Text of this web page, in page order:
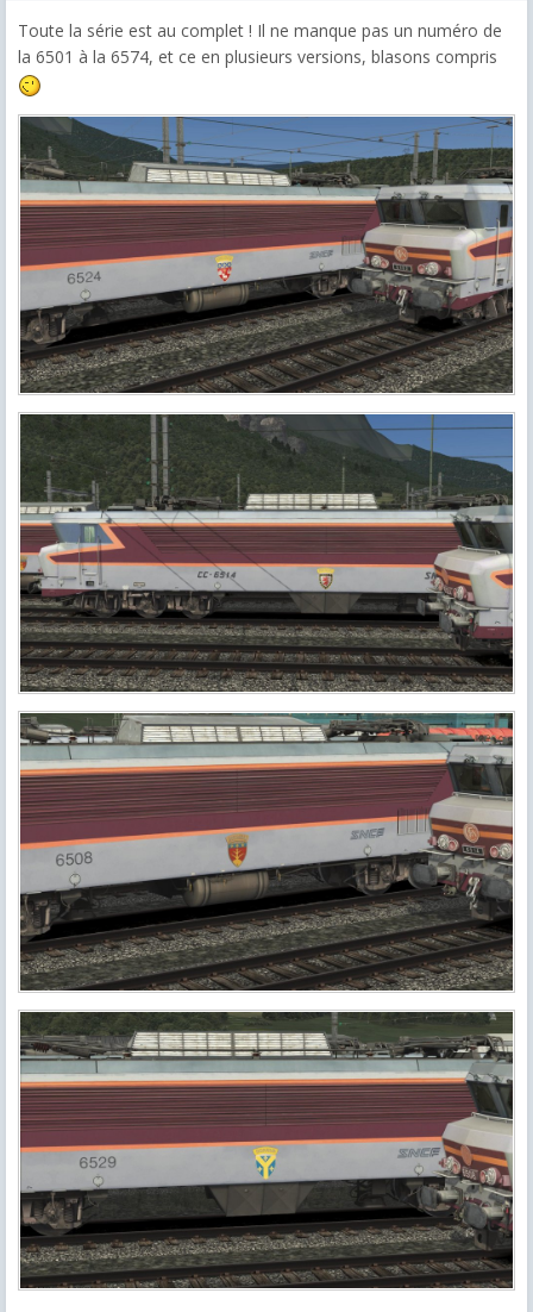
Toute la série est au complet ! Il ne manque pas un numéro de
la 6501 à la 6574, et ce en plusieurs versions, blasons compris